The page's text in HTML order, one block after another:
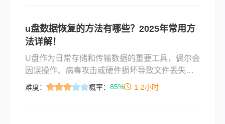
u盘数据恢复的方法有哪些？2025年常用方
法详解！
U盘作为日常存储和传输数据的重要工具，偶尔会
因误操作、病毒攻击或硬件损坏导致文件丢失。
那么u盘数据恢复的方法有哪些呢？以下是2025
难度： 概率： 85% 1-2小时